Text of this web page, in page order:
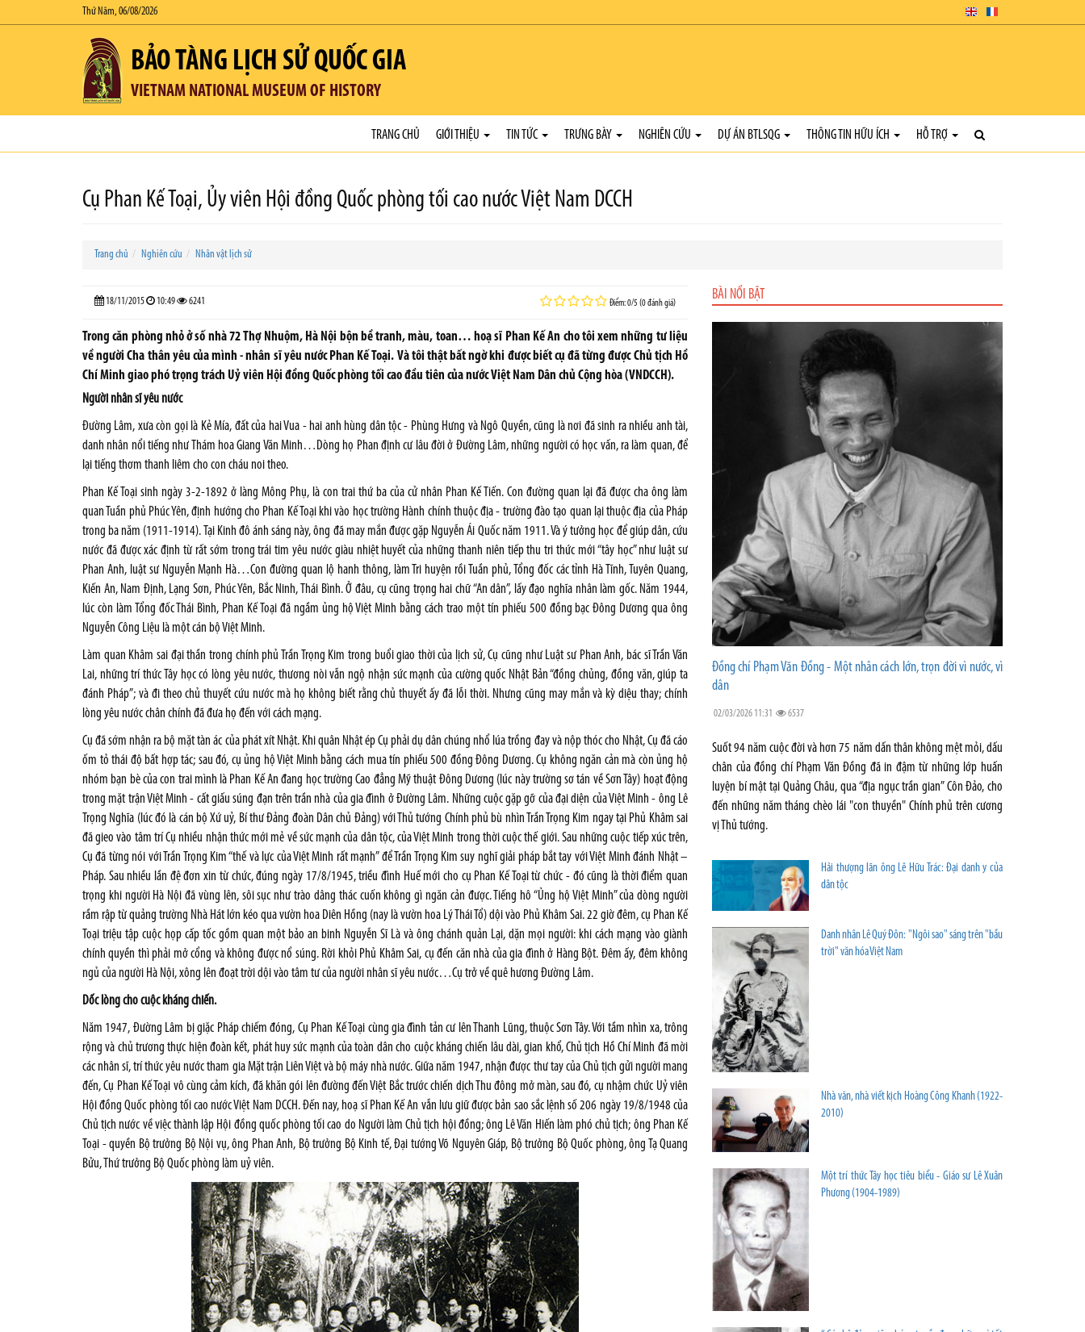
Thứ Năm, 06/08/2026
BẢO TÀNG LỊCH SỬ QUỐC GIA
VIETNAM NATIONAL MUSEUM OF HISTORY
TRANG CHỦ GIỚI THIỆU TIN TỨC TRƯNG BÀY NGHIÊN CỨU DỰ ÁN BTLSQG THÔNG TIN HỮU ÍCH HỖ TRỢ
Cụ Phan Kế Toại, Ủy viên Hội đồng Quốc phòng tối cao nước Việt Nam DCCH
Trang chủ Nghiên cứu Nhân vật lịch sử
18/11/2015 10:49 6241 Điểm: 0/5 (0 đánh giá)
Trong căn phòng nhỏ ở số nhà 72 Thợ Nhuộm, Hà Nội bộn bề tranh, màu, toan… hoạ sĩ Phan Kế An cho tôi xem những tư liệu
về người Cha thân yêu của mình - nhân sĩ yêu nước Phan Kế Toại. Và tôi thật bất ngờ khi được biết cụ đã từng được Chủ tịch Hồ
Chí Minh giao phó trọng trách Uỷ viên Hội đồng Quốc phòng tối cao đầu tiên của nước Việt Nam Dân chủ Cộng hòa (VNDCCH).
Người nhân sĩ yêu nước
Đường Lâm, xưa còn gọi là Kẻ Mía, đất của hai Vua - hai anh hùng dân tộc - Phùng Hưng và Ngô Quyền, cũng là nơi đã sinh ra nhiều anh tài,
danh nhân nổi tiếng như Thám hoa Giang Văn Minh…Dòng họ Phan định cư lâu đời ở Đường Lâm, những người có học vấn, ra làm quan, để
lại tiếng thơm thanh liêm cho con cháu noi theo.
Phan Kế Toại sinh ngày 3-2-1892 ở làng Mông Phụ, là con trai thứ ba của cử nhân Phan Kế Tiến. Con đường quan lại đã được cha ông làm
quan Tuần phủ Phúc Yên, định hướng cho Phan Kế Toại khi vào học trường Hành chính thuộc địa - trường đào tạo quan lại thuộc địa của Pháp
trong ba năm (1911-1914). Tại Kinh đô ánh sáng này, ông đã may mắn được gặp Nguyễn Ái Quốc năm 1911. Và ý tưởng học để giúp dân, cứu
nước đã được xác định từ rất sớm trong trái tim yêu nước giàu nhiệt huyết của những thanh niên tiếp thu tri thức mới “tây học” như luật sư
Phan Anh, luật sư Nguyễn Mạnh Hà…Con đường quan lộ hanh thông, làm Tri huyện rồi Tuần phủ, Tổng đốc các tỉnh Hà Tĩnh, Tuyên Quang,
Kiến An, Nam Định, Lạng Sơn, Phúc Yên, Bắc Ninh, Thái Bình. Ở đâu, cụ cũng trọng hai chữ “An dân”, lấy đạo nghĩa nhân làm gốc. Năm 1944,
lúc còn làm Tổng đốc Thái Bình, Phan Kế Toại đã ngầm ủng hộ Việt Minh bằng cách trao một tín phiếu 500 đồng bạc Đông Dương qua ông
Nguyễn Công Liệu là một cán bộ Việt Minh.
Làm quan Khâm sai đại thần trong chính phủ Trần Trọng Kim trong buổi giao thời của lịch sử, Cụ cũng như Luật sư Phan Anh, bác sĩ Trần Văn
Lai, những trí thức Tây học có lòng yêu nước, thương nòi vẫn ngộ nhận sức mạnh của cường quốc Nhật Bản “đồng chủng, đồng văn, giúp ta
đánh Pháp”; và đi theo chủ thuyết cứu nước mà họ không biết rằng chủ thuyết ấy đã lỗi thời. Nhưng cũng may mắn và kỳ diệu thay; chính
lòng yêu nước chân chính đã đưa họ đến với cách mạng.
Cụ đã sớm nhận ra bộ mặt tàn ác của phát xít Nhật. Khi quân Nhật ép Cụ phải dụ dân chúng nhổ lúa trồng đay và nộp thóc cho Nhật, Cụ đã cáo
ốm tỏ thái độ bất hợp tác; sau đó, cụ ủng hộ Việt Minh bằng cách mua tín phiếu 500 đồng Đông Dương. Cụ không ngăn cản mà còn ủng hộ
nhóm bạn bè của con trai mình là Phan Kế An đang học trường Cao đẳng Mỹ thuật Đông Dương (lúc này trường sơ tán về Sơn Tây) hoạt động
trong mặt trận Việt Minh - cất giấu súng đạn trên trần nhà của gia đình ở Đường Lâm. Những cuộc gặp gỡ của đại diện của Việt Minh - ông Lê
Trọng Nghĩa (lúc đó là cán bộ Xứ uỷ, Bí thư Đảng đoàn Dân chủ Đảng) với Thủ tướng Chính phủ bù nhìn Trần Trọng Kim ngay tại Phủ Khâm sai
đã gieo vào tâm trí Cụ nhiều nhận thức mới mẻ về sức mạnh của dân tộc, của Việt Minh trong thời cuộc thế giới. Sau những cuộc tiếp xúc trên,
Cụ đã từng nói với Trần Trọng Kim “thế và lực của Việt Minh rất mạnh” để Trần Trọng Kim suy nghĩ giải pháp bắt tay với Việt Minh đánh Nhật –
Pháp. Sau nhiều lần đệ đơn xin từ chức, đúng ngày 17/8/1945, triều đình Huế mới cho cụ Phan Kế Toại từ chức - đó cũng là thời điểm quan
trọng khi người Hà Nội đã vùng lên, sôi sục như trào dâng thác cuốn không gì ngăn cản được. Tiếng hô “Ủng hộ Việt Minh” của dòng người
rầm rập từ quảng trường Nhà Hát lớn kéo qua vườn hoa Diên Hồng (nay là vườn hoa Lý Thái Tổ) dội vào Phủ Khâm Sai. 22 giờ đêm, cụ Phan Kế
Toại triệu tập cuộc họp cấp tốc gồm quan một bảo an binh Nguyễn Sĩ Là và ông chánh quản Lại, dặn mọi người: khi cách mạng vào giành
chính quyền thì phải mở cổng và không được nổ súng. Rời khỏi Phủ Khâm Sai, cụ đến căn nhà của gia đình ở Hàng Bột. Đêm ấy, đêm không
ngủ của người Hà Nội, xông lên đoạt trời dội vào tâm tư của người nhân sĩ yêu nước…Cụ trở về quê hương Đường Lâm.
Dốc lòng cho cuộc kháng chiến.
Năm 1947, Đường Lâm bị giặc Pháp chiếm đóng, Cụ Phan Kế Toại cùng gia đình tản cư lên Thanh Lũng, thuộc Sơn Tây. Với tầm nhìn xa, trông
rộng và chủ trương thực hiện đoàn kết, phát huy sức mạnh của toàn dân cho cuộc kháng chiến lâu dài, gian khổ, Chủ tịch Hồ Chí Minh đã mời
các nhân sĩ, trí thức yêu nước tham gia Mặt trận Liên Việt và bộ máy nhà nước. Giữa năm 1947, nhận được thư tay của Chủ tịch gửi người mang
đến, Cụ Phan Kế Toại vô cùng cảm kích, đã khăn gói lên đường đến Việt Bắc trước chiến dịch Thu đông mở màn, sau đó, cụ nhậm chức Uỷ viên
Hội đồng Quốc phòng tối cao nước Việt Nam DCCH. Đến nay, hoạ sĩ Phan Kế An vẫn lưu giữ được bản sao sắc lệnh số 206 ngày 19/8/1948 của
Chủ tịch nước về việc thành lập Hội đồng quốc phòng tối cao do Người làm Chủ tịch hội đồng; ông Lê Văn Hiến làm phó chủ tịch; ông Phan Kế
Toại - quyền Bộ trưởng Bộ Nội vụ, ông Phan Anh, Bộ trưởng Bộ Kinh tế, Đại tướng Võ Nguyên Giáp, Bộ trưởng Bộ Quốc phòng, ông Tạ Quang
Bửu, Thứ trưởng Bộ Quốc phòng làm uỷ viên.
BÀI NỔI BẬT
Đồng chí Phạm Văn Đồng - Một nhân cách lớn, trọn đời vì nước, vì
dân
02/03/2026 11:31 6537
Suốt 94 năm cuộc đời và hơn 75 năm dấn thân không mệt mỏi, dấu
chân của đồng chí Phạm Văn Đồng đã in đậm từ những lớp huấn
luyện bí mật tại Quảng Châu, qua “địa ngục trần gian” Côn Đảo, cho
đến những năm tháng chèo lái "con thuyền" Chính phủ trên cương
vị Thủ tướng.
Hải thượng lãn ông Lê Hữu Trác: Đại danh y của
dân tộc
Danh nhân Lê Quý Đôn: "Ngôi sao" sáng trên "bầu
trời" văn hóa Việt Nam
Nhà văn, nhà viết kịch Hoàng Công Khanh (1922-
2010)
Một trí thức Tây học tiêu biểu - Giáo sư Lê Xuân
Phương (1904-1989)